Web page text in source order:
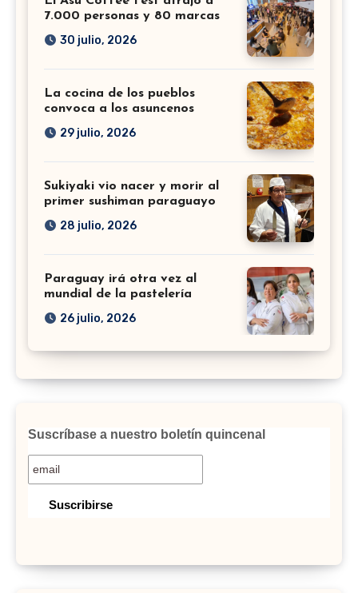
7.000 personas y 80 marcas
30 julio, 2026
La cocina de los pueblos
convoca a los asuncenos
29 julio, 2026
Sukiyaki vio nacer y morir al
primer sushiman paraguayo
28 julio, 2026
Paraguay irá otra vez al
mundial de la pastelería
26 julio, 2026
Suscríbase a nuestro boletín quincenal